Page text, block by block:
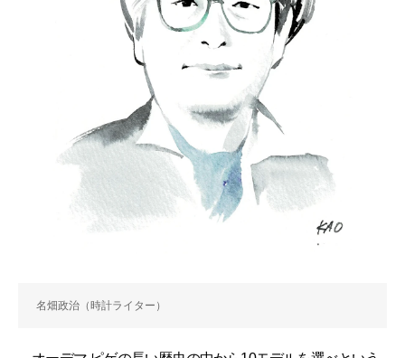
名畑政治（時計ライター）